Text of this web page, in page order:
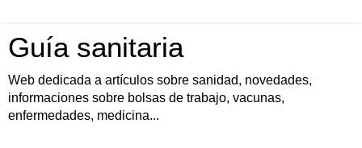
Guía sanitaria
Web dedicada a artículos sobre sanidad, novedades,
informaciones sobre bolsas de trabajo, vacunas,
enfermedades, medicina...